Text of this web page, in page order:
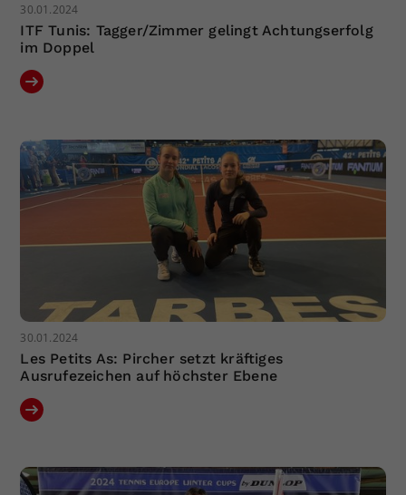
30.01.2024
ITF Tunis: Tagger/Zimmer gelingt Achtungserfolg
im Doppel
30.01.2024
Les Petits As: Pircher setzt kräftiges
Ausrufezeichen auf höchster Ebene